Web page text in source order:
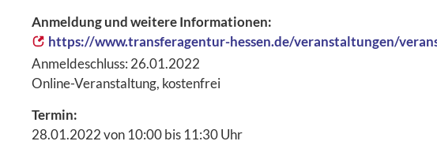
Anmeldung und weitere Informationen:
https://www.transferagentur-hessen.de/veranstaltungen/
Anmeldeschluss: 26.01.2022
Online-Veranstaltung, kostenfrei
Termin:
28.01.2022 von 10:00 bis 11:30 Uhr